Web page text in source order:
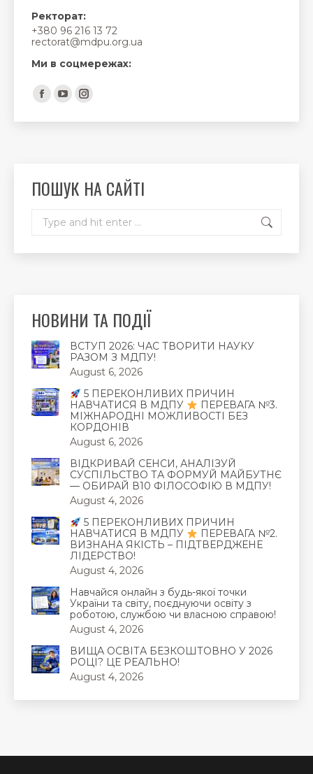
Ректорат:
+380 96 216 13 72
rectorat@mdpu.org.ua
Ми в соцмережах:
Find us on:
Facebook
page
window
YouTube
page
window
Instagram
page
window
ПОШУК НА САЙТІ
НОВИНИ ТА ПОДІЇ
ВСТУП 2026: ЧАС ТВОРИТИ НАУКУ
РАЗОМ З МДПУ!
August 6, 2026
5 ПЕРЕКОНЛИВИХ ПРИЧИН
НАВЧАТИСЯ В МДПУ
ПЕРЕВАГА №3.
МІЖНАРОДНІ МОЖЛИВОСТІ БЕЗ
КОРДОНІВ
August 6, 2026
ВІДКРИВАЙ СЕНСИ, АНАЛІЗУЙ
СУСПІЛЬСТВО ТА ФОРМУЙ МАЙБУТНЄ
— ОБИРАЙ В10 ФІЛОСОФІЮ В МДПУ!
August 4, 2026
5 ПЕРЕКОНЛИВИХ ПРИЧИН
НАВЧАТИСЯ В МДПУ
ПЕРЕВАГА №2.
ВИЗНАНА ЯКІСТЬ – ПІДТВЕРДЖЕНЕ
ЛІДЕРСТВО!
August 4, 2026
Навчайся онлайн з будь-якої точки
України та світу, поєднуючи освіту з
роботою, службою чи власною справою!
August 4, 2026
ВИЩА ОСВІТА БЕЗКОШТОВНО У 2026
РОЦІ? ЦЕ РЕАЛЬНО!
August 4, 2026